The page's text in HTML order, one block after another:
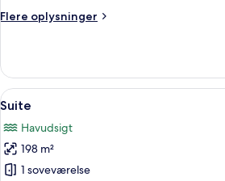
Suite)
Flere oplysninger
Flere
til
personer
Suite)
Indlæs
alle
billeder
af
Suite
Et
10
Suite
Havudsigt
198 m²
1 soveværelse